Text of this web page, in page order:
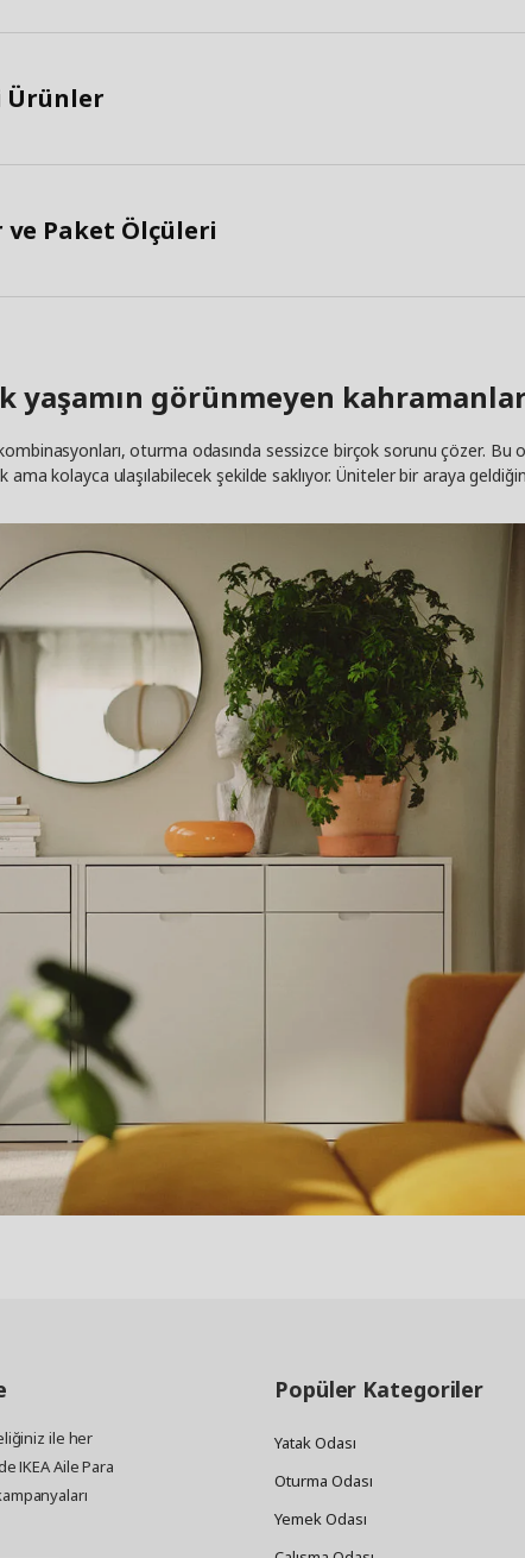
Ürünler
ve Paket Ölçüleri
yaşamın görünmeyen
oturma odasında sessizce birçok sorunu çözer. Bu
ama kolayca ulaşılabilecek şekilde saklıyor. Üniteler bir araya
ile her
IKEA Aile Para
Popüler Kategoriler
Yatak Odası
Oturma Odası
Yemek Odası